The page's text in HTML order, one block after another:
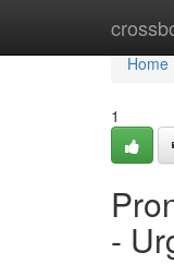
Home
Home
1
-